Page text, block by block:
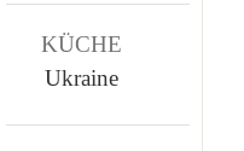
KÜCHE
Ukraine